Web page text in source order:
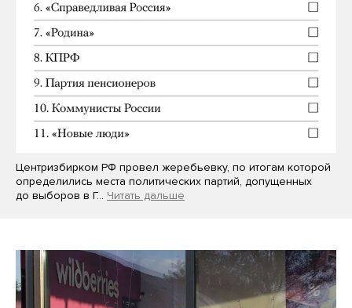
Центризбирком РФ провел жеребьевку, по итогам которой
определились места политических партий, допущенных
до выборов в Г… Читать дальше